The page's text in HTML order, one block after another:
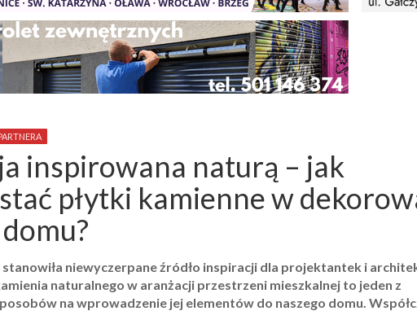
inspirowana naturą – jak
płytki kamienne w
niewyczerpane źródło inspiracji dla projektantek i
naturalnego w aranżacji przestrzeni mieszkalnej to jeden z
na wprowadzenie jej elementów do naszego domu.